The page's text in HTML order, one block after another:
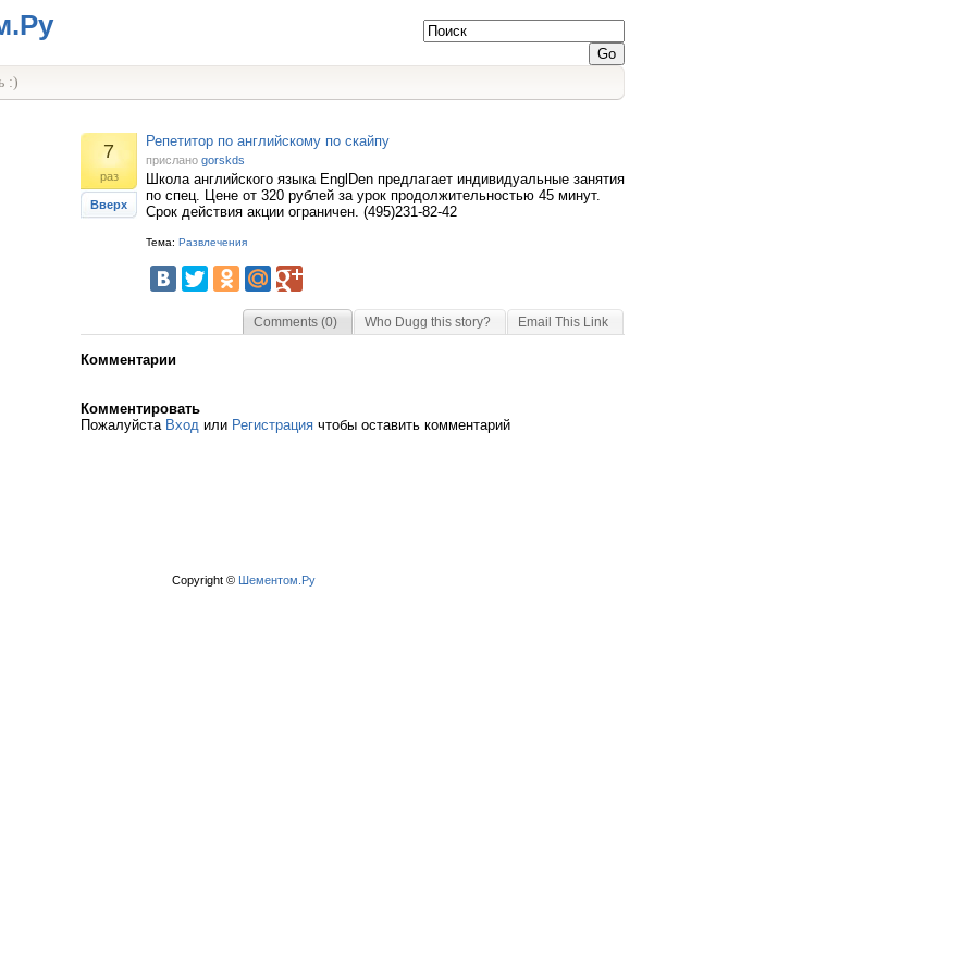
:)
7
раз
Вверх
Репетитор по английскому по скайпу
прислано gorskds
Школа английского языка EnglDen предлагает индивидуальные занятия
по спец. Цене от 320 рублей за урок продолжительностью 45 минут.
Срок действия акции ограничен. (495)231-82-42
Тема: Развлечения
Comments (0) Who Dugg this story? Email This Link
Комментарии
Комментировать
Пожалуйста Вход или Регистрация чтобы оставить комментарий
Copyright © Шементом.Ру